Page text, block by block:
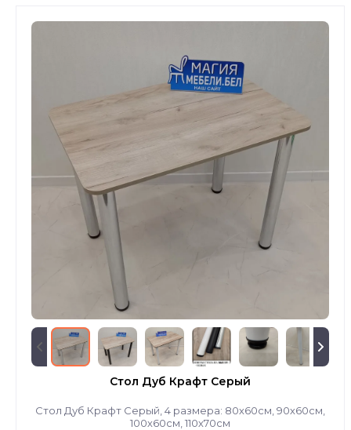
Стол Дуб Крафт Серый
Стол Дуб Крафт Серый, 4 размера: 80х60см, 90х60см,
100х60см, 110х70см